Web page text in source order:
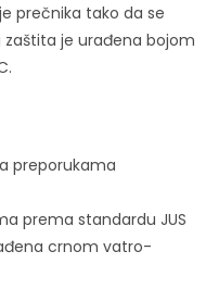
prečnika tako da se
zaštita je urađena bojom
preporukama
prema standardu JUS
crnom vatro-